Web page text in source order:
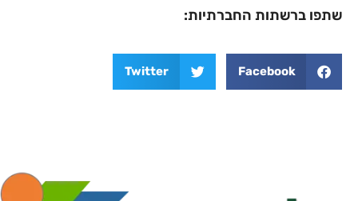
שתפו ברשתות החברתיות:
Facebook
Twitter